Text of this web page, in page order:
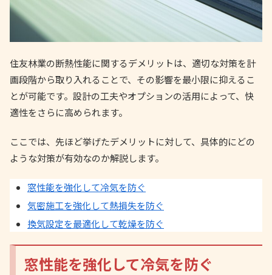
住友林業の断熱性能に関するデメリットは、適切な対策を計
画段階から取り入れることで、その影響を最小限に抑えるこ
とが可能です。設計の工夫やオプションの活用によって、快
適性をさらに高められます。
ここでは、先ほど挙げたデメリットに対して、具体的にどの
ような対策が有効なのか解説します。
窓性能を強化して冷気を防ぐ
気密施工を強化して熱損失を防ぐ
換気設定を最適化して乾燥を防ぐ
窓性能を強化して冷気を防ぐ